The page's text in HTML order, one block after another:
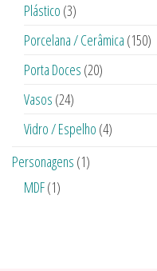
Plástico (3)
Porcelana / Cerâmica (150)
Porta Doces (20)
Vasos (24)
Vidro / Espelho (4)
Personagens (1)
MDF(1)